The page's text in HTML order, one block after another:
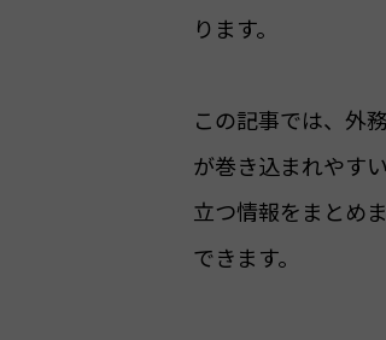
ります。
この記事では、外
が巻き込まれやす
立つ情報をまとめ
できます。